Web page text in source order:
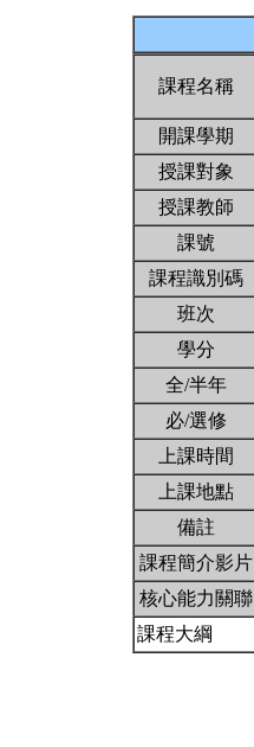
課程名稱
開課學期
授課對象
授課教師
課號
課程識別碼
班次
學分
全/半年
必/選修
上課時間
上課地點
備註
課程簡介影片
核心能力關聯
課程大綱